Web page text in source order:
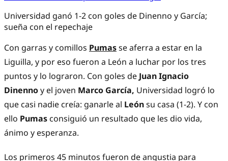
Universidad ganó 1-2 con goles de Dinenno y García;
sueña con el repechaje
Con garras y comillos Pumasse aferra a estar en la
Liguilla, y por eso fueron a León a luchar por los tres
puntos y lo lograron. Con goles de Juan Ignacio
Dinennoy el joven Marco García, Universidad logró lo
que casi nadie creía: ganarle al Leónsu casa (1-2). Y con
ello Pumas consiguió un resultado que les dio vida,
ánimo y esperanza.
Los primeros 45 minutos fueron de angustia para